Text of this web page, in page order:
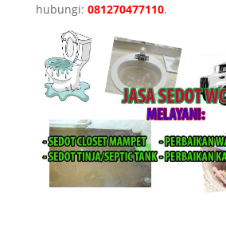
hubungi: 081270477110.